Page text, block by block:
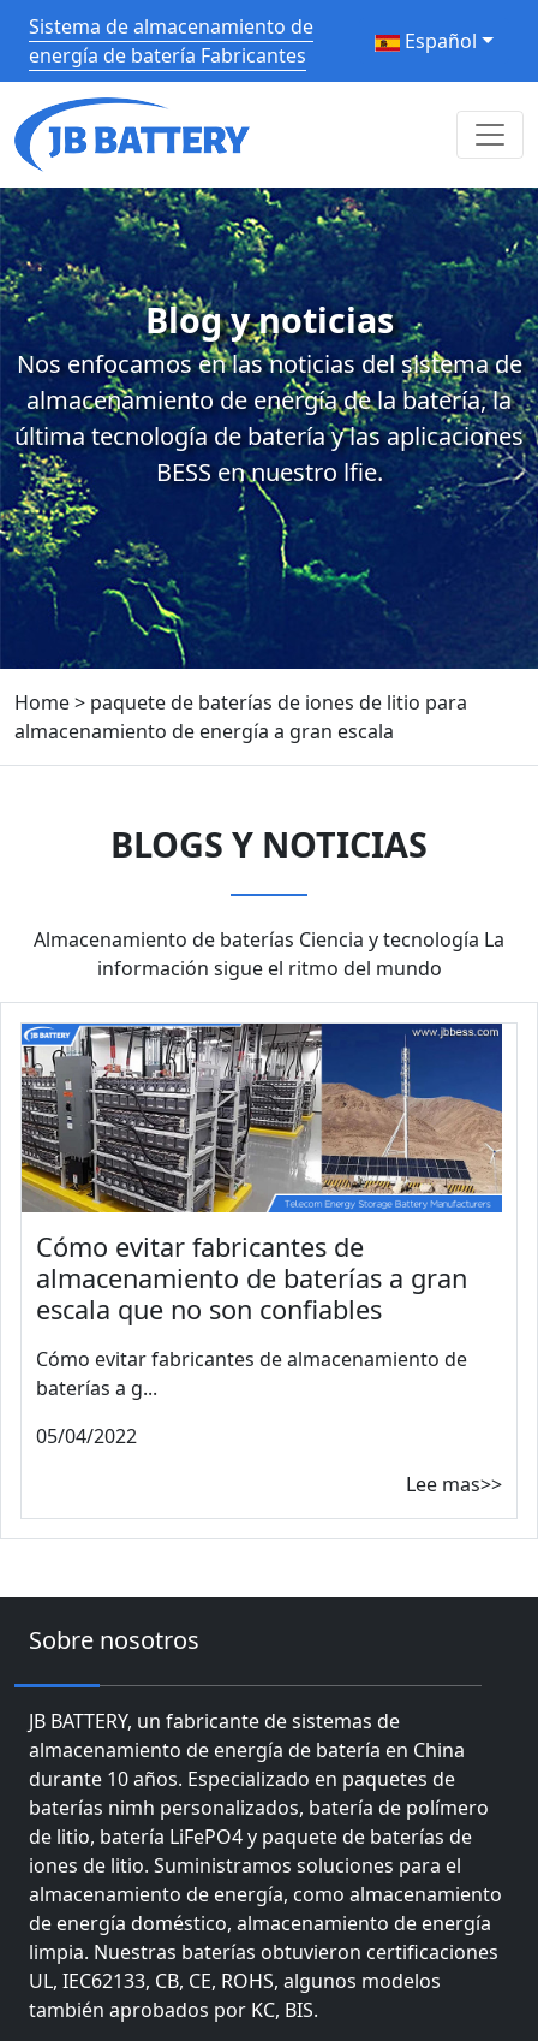
Sistema de almacenamiento de
energía de batería Fabricantes
Español
Blog y noticias
Nos enfocamos en las noticias del sistema de
almacenamiento de energía de la batería, la
última tecnología de batería y las aplicaciones
BESS en nuestro lfie.
Home> paquete de baterías de iones de litio para
almacenamiento de energía a gran escala
BLOGS Y NOTICIAS
Almacenamiento de baterías Ciencia y tecnología La
información sigue el ritmo del mundo
Cómo evitar fabricantes de
almacenamiento de baterías a gran
escala que no son confiables
Cómo evitar fabricantes de almacenamiento de
baterías a g...
05/04/2022
Lee mas>>
Sobre nosotros
JB BATTERY, un fabricante de sistemas de
almacenamiento de energía de batería en China
durante 10 años. Especializado en paquetes de
baterías nimh personalizados, batería de polímero
de litio, batería LiFePO4 y paquete de baterías de
iones de litio. Suministramos soluciones para el
almacenamiento de energía, como almacenamiento
de energía doméstico, almacenamiento de energía
limpia. Nuestras baterías obtuvieron certificaciones
UL, IEC62133, CB, CE, ROHS, algunos modelos
también aprobados por KC, BIS.